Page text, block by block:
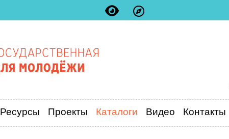
Ресурсы Проекты Каталоги Видео Контакты